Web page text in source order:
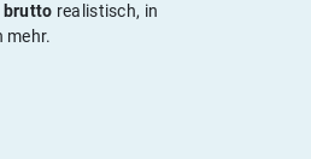
brutto realistisch, in
mehr.